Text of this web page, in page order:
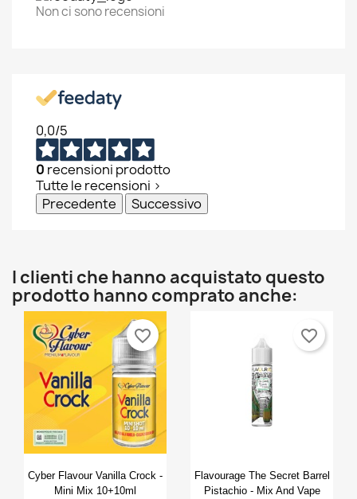
Non ci sono recensioni
0,0/5
0 recensioni prodotto
Tutte le recensioni >
Precedente
Successivo
I clienti che hanno acquistato questo
prodotto hanno comprato anche:
Anteprima
Cyber Flavour Vanilla Crock -
Mini Mix 10+10ml
favorite_border
Anteprima
Flavourage The Secret Barrel
Pistachio - Mix And Vape
favorite_border